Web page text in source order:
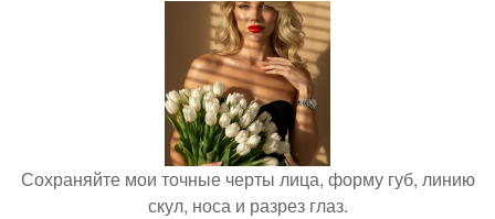
Сохраняйте мои точные черты лица, форму губ, линию
скул, носа и разрез глаз.